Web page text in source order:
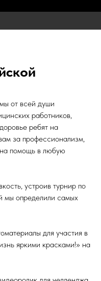
от всей души
работников,
ребят на
за профессионализм,
на помощь в любую
устроив турнир по
мы определили самых
для участия в
яркими красками!» на